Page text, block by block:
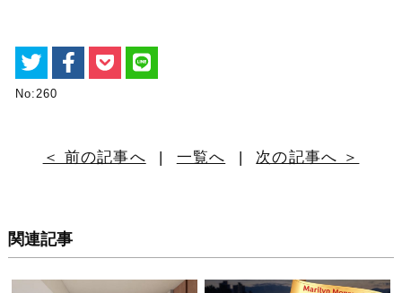
No:260
＜ 前の記事へ | 一覧へ | 次の記事へ ＞
関連記事